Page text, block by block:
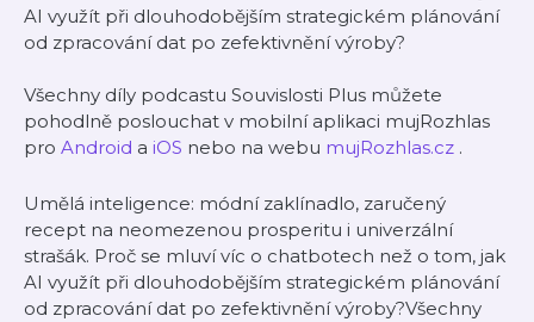
AI využít při dlouhodobějším strategickém plánování
od zpracování dat po zefektivnění výroby?
Všechny díly podcastu Souvislosti Plus můžete
pohodlně poslouchat v mobilní aplikaci mujRozhlas
pro Android a iOS nebo na webu mujRozhlas.cz .
Umělá inteligence: módní zaklínadlo, zaručený
recept na neomezenou prosperitu i univerzální
strašák. Proč se mluví víc o chatbotech než o tom, jak
AI využít při dlouhodobějším strategickém plánování
od zpracování dat po zefektivnění výroby?Všechny